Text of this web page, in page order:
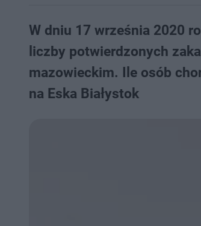
W dniu 17 września 2020
liczby potwierdzonych
mazowieckim. Ile osób
na Eska Białystok